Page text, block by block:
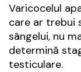
Varicocelul
care ar trebui
sângelui, nu
determină
testiculare.